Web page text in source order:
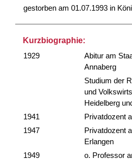
gestorben am 01.07.1993 in
Kurzbiographie:
1929
Abitur am
Annaberg
Studium der
und
Heidelberg
1941
Privatdozent
1947
Privatdozent
Erlangen
1949
o. Professor